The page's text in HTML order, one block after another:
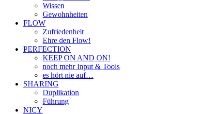
Wissen
Gewohnheiten
FLOW
Zufriedenheit
Ehre den Flow!
PERFECTION
KEEP ON AND ON!
noch mehr Input & Tools
es hört nie auf…
SHARING
Duplikation
Führung
NICY